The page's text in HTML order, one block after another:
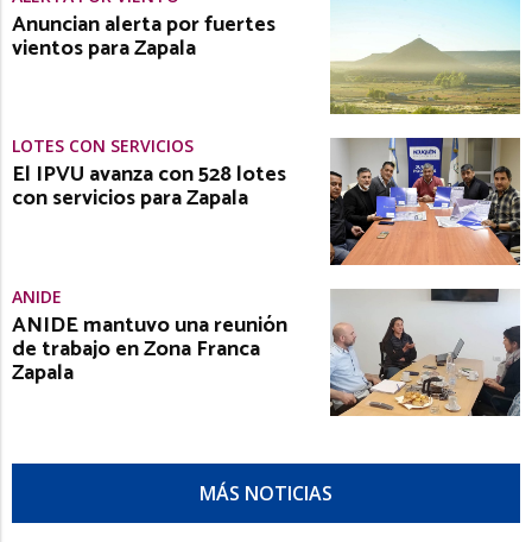
Anuncian alerta por fuertes
vientos para Zapala
LOTES CON SERVICIOS
El IPVU avanza con 528 lotes
con servicios para Zapala
ANIDE
ANIDE mantuvo una reunión
de trabajo en Zona Franca
Zapala
MÁS NOTICIAS